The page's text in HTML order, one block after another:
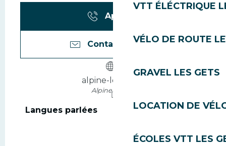
VTT ÉLÉCTRIQUE
VÉLO DE ROUTE
GRAVEL LES GETS
LOCATION DE
ÉCOLES VTT LES
Appeler
Contactez-nous
alpine-lodges.fr
Alpine Lodge
Langues parlées
Langues parlées